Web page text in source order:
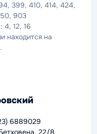
399, 410, 414, 424,
903
4, 12, 16
находится на
6889029
22/8